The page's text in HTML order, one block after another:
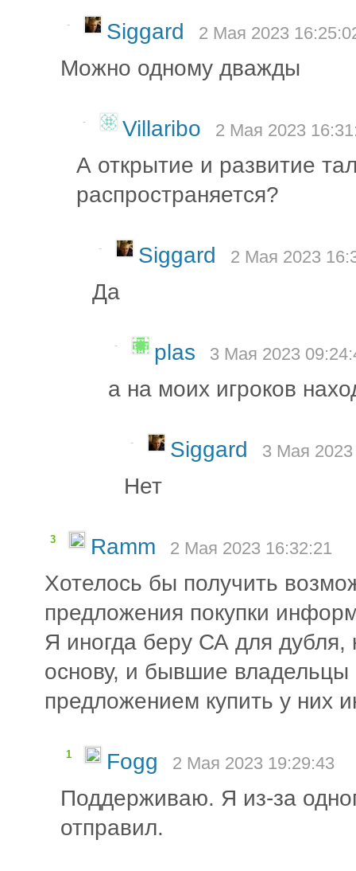
- Siggard 2 Мая 2023
Можно одному дважды
- Villaribo 2 Мая 2023
А открытие и развитие
распространяется?
- Siggard 2 Мая 2023
Да
- plas 3 Мая 2023
а на моих игроков
- Siggard 3 Мая
Нет
3 Ramm 2 Мая 2023 16:32:21
Хотелось бы получить
предложения покупки
Я иногда беру СА для дубля,
основу, и бывшие
предложением купить у них
1 Fogg 2 Мая 2023 19:29:43
Поддерживаю. Я из-за
отправил.